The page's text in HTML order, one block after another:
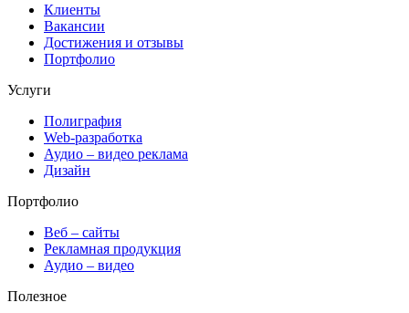
Клиенты
Вакансии
Достижения и отзывы
Портфолио
Услуги
Полиграфия
Web-разработка
Аудио – видео реклама
Дизайн
Портфолио
Веб – сайты
Рекламная продукция
Аудио – видео
Полезное